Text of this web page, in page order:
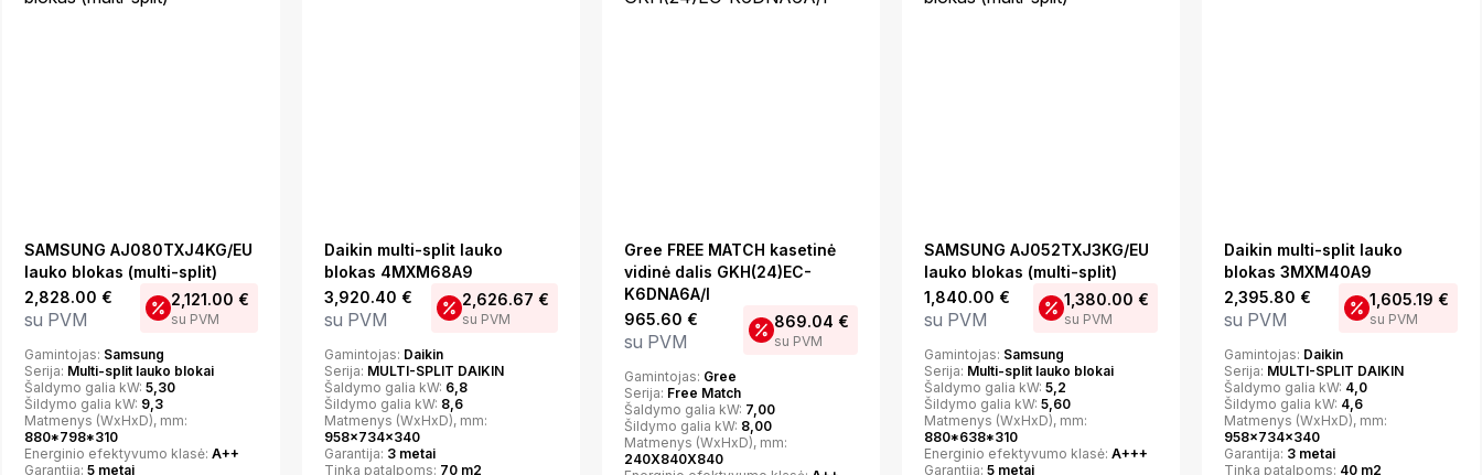
SAMSUNG AJ080TXJ4KG/EU
lauko blokas (multi-split)
2,828.00 €
su PVM
2,121.00 €
su PVM
Gamintojas: Samsung
Serija: Multi-split lauko blokai
Šaldymo galia kW: 5,30
Šildymo galia kW: 9,3
Matmenys (WxHxD), mm:
880*798*310
Energinio efektyvumo klasė: A++
Garantija: 5 metai
Daikin multi-split lauko
blokas 4MXM68A9
3,920.40 €
su PVM
2,626.67 €
su PVM
Gamintojas: Daikin
Serija: MULTI-SPLIT DAIKIN
Šaldymo galia kW: 6,8
Šildymo galia kW: 8,6
Matmenys (WxHxD), mm:
958x734x340
Garantija: 3 metai
Tinka patalpoms: 70 m2
Gree FREE MATCH kasetinė
vidinė dalis GKH(24)EC-
K6DNA6A/I
965.60 €
su PVM
869.04 €
su PVM
Gamintojas: Gree
Serija: Free Match
Šaldymo galia kW: 7,00
Šildymo galia kW: 8,00
Matmenys (WxHxD), mm:
240X840X840
SAMSUNG AJ052TXJ3KG/EU
lauko blokas (multi-split)
1,840.00 €
su PVM
1,380.00 €
su PVM
Gamintojas: Samsung
Serija: Multi-split lauko blokai
Šaldymo galia kW: 5,2
Šildymo galia kW: 5,60
Matmenys (WxHxD), mm:
880*638*310
Energinio efektyvumo klasė: A+++
Garantija: 5 metai
Daikin multi-split lauko
blokas 3MXM40A9
2,395.80 €
su PVM
1,605.19 €
su PVM
Gamintojas: Daikin
Serija: MULTI-SPLIT DAIKIN
Šaldymo galia kW: 4,0
Šildymo galia kW: 4,6
Matmenys (WxHxD), mm:
958x734x340
Garantija: 3 metai
Tinka patalpoms: 40 m2